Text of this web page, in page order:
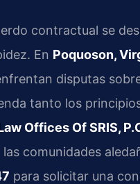
contractual se
En Poquoson,
disputas
tanto los
Offices Of SRIS,
comunidades
para solicitar una